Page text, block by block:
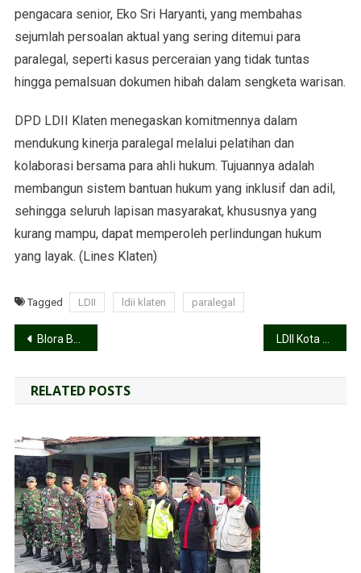
pengacara senior, Eko Sri Haryanti, yang membahas
sejumlah persoalan aktual yang sering ditemui para
paralegal, seperti kasus perceraian yang tidak tuntas
hingga pemalsuan dokumen hibah dalam sengketa warisan.
DPD LDII Klaten menegaskan komitmennya dalam
mendukung kinerja paralegal melalui pelatihan dan
kolaborasi bersama para ahli hukum. Tujuannya adalah
membangun sistem bantuan hukum yang inklusif dan adil,
sehingga seluruh lapisan masyarakat, khususnya yang
kurang mampu, dapat memperoleh perlindungan hukum
yang layak. (Lines Klaten)
Tagged LDII ldii klaten paralegal
Blora Bersiap Menjadi Raksasa Sorgum, Dinas Pertanian Dukung Penuh Pengembangan Sorgum Sebagai Alternatif Pangan Unggulan
RELATED POSTS